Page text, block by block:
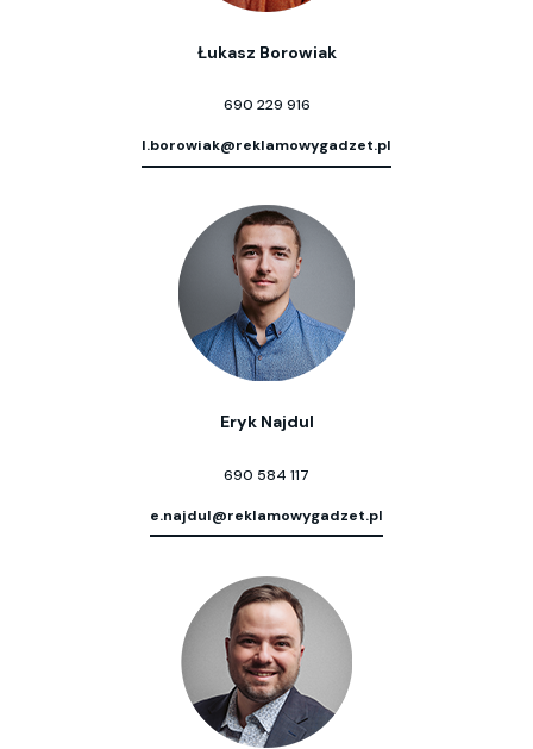
Łukasz Borowiak
690 229 916
l.borowiak@reklamowygadzet.pl
Eryk Najdul
690 584 117
e.najdul@reklamowygadzet.pl